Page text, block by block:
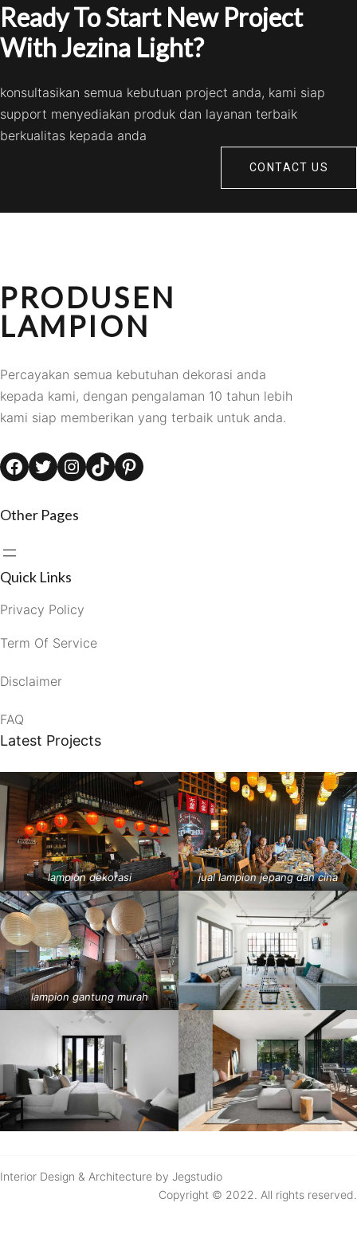
Ready To Start New Project
With Jezina Light?
konsultasikan semua kebutuan project anda, kami siap
support menyediakan produk dan layanan terbaik
berkualitas kepada anda
CONTACT US
PRODUSEN
LAMPION
Percayakan semua kebutuhan dekorasi anda
kepada kami, dengan pengalaman 10 tahun lebih
kami siap memberikan yang terbaik untuk anda.
Facebook Twitter Instagram TikTok Pinterest
Other Pages
Quick Links
Privacy Policy
Term Of Service
Disclaimer
FAQ
Latest Projects
lampion dekorasi jual lampion jepang dan cina
lampion gantung murah
Interior Design & Architecture by Jegstudio
Copyright © 2022. All rights reserved.